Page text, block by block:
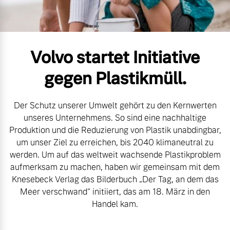
Mild-Hybrid
Geschäftskunden
Editionsmodelle
Konnektivität
Volvo Gebrauchtwagenbörse
Volvo kauft Ihr Auto
Aktuelle Zubehörangebote
Zubehörkatalog
Service by Volvo
Kontakt und Anfahrt
Volvo startet Initiative
gegen Plastikmüll.
Der Schutz unserer Umwelt gehört zu den Kernwerten
unseres Unternehmens. So sind eine nachhaltige
Produktion und die Reduzierung von Plastik unabdingbar,
um unser Ziel zu erreichen, bis 2040 klimaneutral zu
werden. Um auf das weltweit wachsende Plastikproblem
aufmerksam zu machen, haben wir gemeinsam mit dem
Knesebeck Verlag das Bilderbuch „Der Tag, an dem das
Meer verschwand“ initiiert, das am 18. März in den
Handel kam.